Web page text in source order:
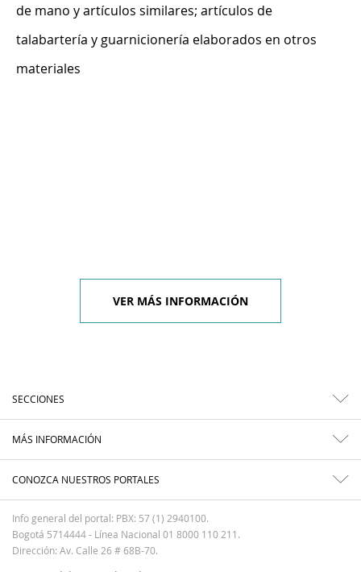
de mano y artículos similares; artículos de
talabartería y guarnicionería elaborados en otros
materiales
VER MÁS INFORMACIÓN
SECCIONES
MÁS INFORMACIÓN
CONOZCA NUESTROS PORTALES
Info general del portal: PBX: 57 (1) 2940100.
Bogotá 5714444 - Línea Nacional 01 8000 110 211.
Dirección: Av. Calle 26 # 68B-70.